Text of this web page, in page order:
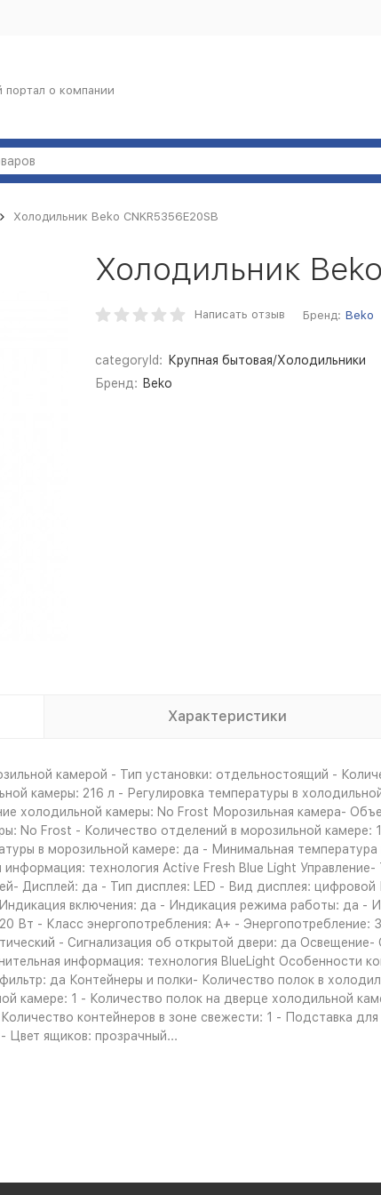
о компании
Холодильник Beko CNKR5356E20SB
Холодильник
Написать отзыв Бренд: Beko
categoryId:
Крупная бытовая/Холодильники
Бренд: Beko
Характеристики
камерой - Тип установки: отдельностоящий -
камеры: 216 л - Регулировка температуры в
холодильной камеры: No Frost Морозильная камера-
No Frost - Количество отделений в морозильной
в морозильной камере: да - Минимальная
технология Active Fresh Blue Light
Дисплей: да - Тип дисплея: LED - Вид дисплея:
включения: да - Индикация режима работы: да -
Вт - Класс энергопотребления: A+ -
- Сигнализация об открытой двери: да
информация: технология BlueLight Особенности
да Контейнеры и полки- Количество полок в
камере: 1 - Количество полок на дверце холодильной
контейнеров в зоне свежести: 1 - Подставка
Цвет ящиков: прозрачный...